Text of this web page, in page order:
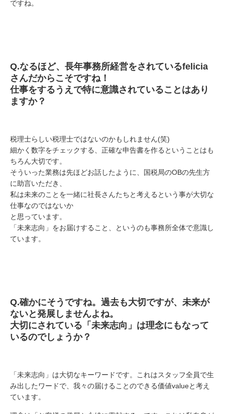
ですね。
Q.なるほど、長年事務所経営をされているfelicia
さんだからこそですね！
仕事をするうえで特に意識されていることはあり
ますか？
税理士らしい税理士ではないのかもしれません(笑)
細かく数字をチェックする、正確な申告書を作るということはも
ちろん大切です。
そういった業務は先ほどお話したように、国税局のOBの先生方
に助言いただき、
私は未来のことを一緒に社長さんたちと考えるという事が大切な
仕事なのではないか
と思っています。
「未来志向」をお届けすること、というのも事務所全体で意識し
ています。
Q.確かにそうですね。過去も大切ですが、未来が
ないと発展しませんよね。
大切にされている「未来志向」は理念にもなって
いるのでしょうか？
「未来志向」は大切なキーワードです。これはスタッフ全員で生
み出したワードで、我々の届けることのできる価値valueと考え
ています。